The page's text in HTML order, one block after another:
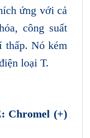
ứng với cả
công suất
thấp. Nó kém
loại T.
Chromel (+)